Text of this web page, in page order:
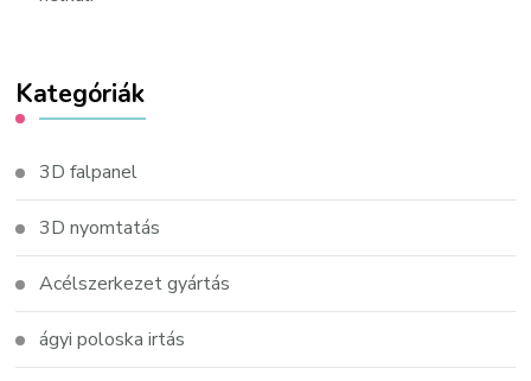
Kategóriák
3D falpanel
3D nyomtatás
Acélszerkezet gyártás
ágyi poloska irtás